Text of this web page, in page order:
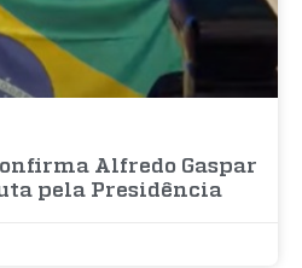
Alfredo Gaspar
pela Presidência